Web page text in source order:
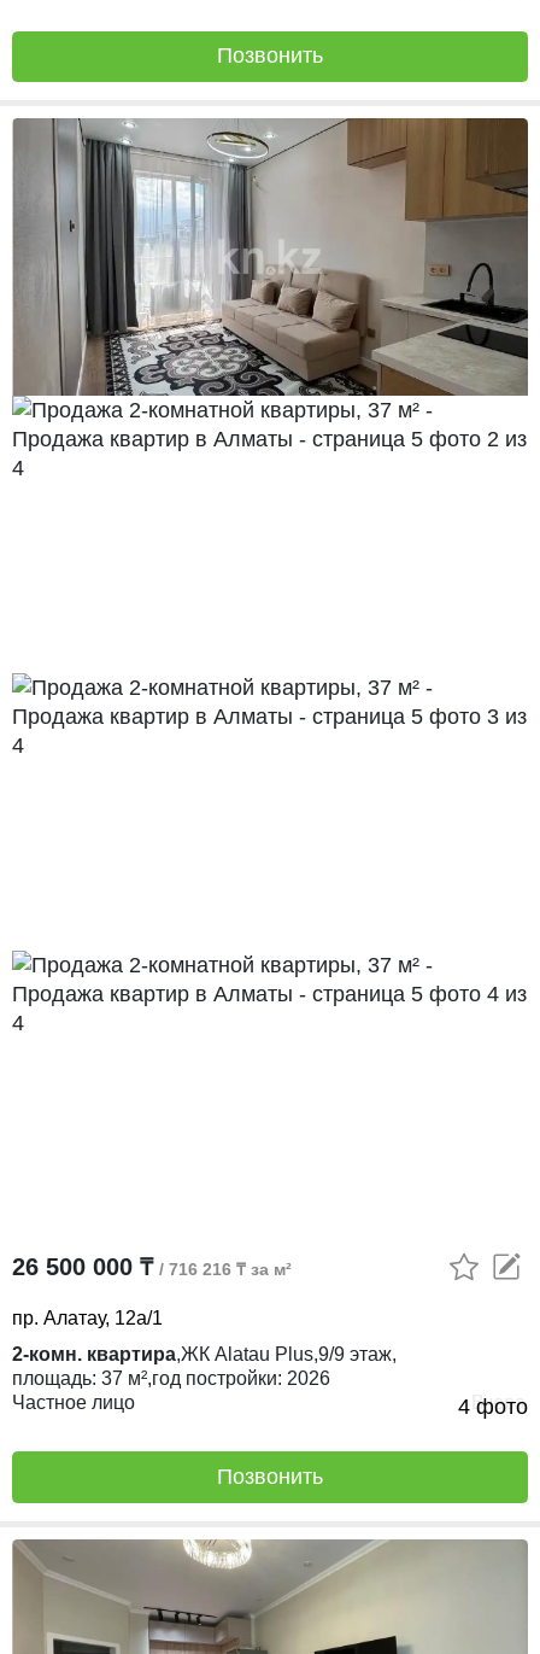
Позвонить
4 фото
26 500 000 ₸ / 716 216 ₸ за м²
пр. Алатау, 12а/1
2-комн. квартира,ЖК Alatau Plus,9/9 этаж,
площадь: 37 м²,год постройки: 2026
Частное лицо
Вчера
Позвонить